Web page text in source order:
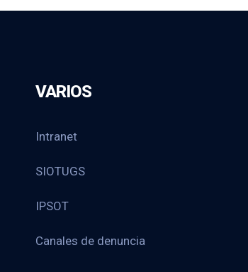
VARIOS
Intranet
SIOTUGS
IPSOT
Canales de denuncia